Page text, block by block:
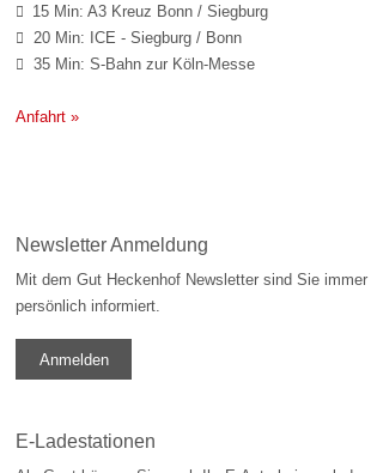
 15 Min: A3 Kreuz Bonn / Siegburg
 20 Min: ICE - Siegburg / Bonn
 35 Min: S-Bahn zur Köln-Messe
Anfahrt »
Newsletter Anmeldung
Mit dem Gut Heckenhof Newsletter sind Sie
persönlich informiert.
Anmelden
E-Ladestationen